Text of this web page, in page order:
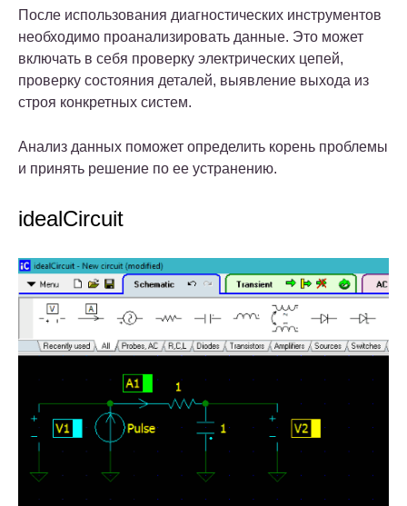
После использования диагностических инструментов
необходимо проанализировать данные. Это может
включать в себя проверку электрических цепей,
проверку состояния деталей, выявление выхода из
строя конкретных систем.
Анализ данных поможет определить корень проблемы
и принять решение по ее устранению.
idealCircuit